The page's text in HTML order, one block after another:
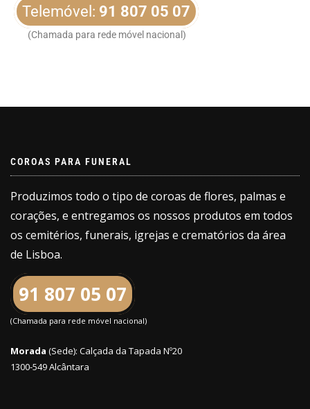
Telemóvel: 91 807 05 07
(Chamada para rede móvel nacional)
COROAS PARA FUNERAL
Produzimos todo o tipo de coroas de flores, palmas e
corações, e entregamos os nossos produtos em todos
os cemitérios, funerais, igrejas e crematórios da área
de Lisboa.
91 807 05 07
(Chamada para rede móvel nacional)
Morada (Sede): Calçada da Tapada Nº20
1300-549 Alcântara